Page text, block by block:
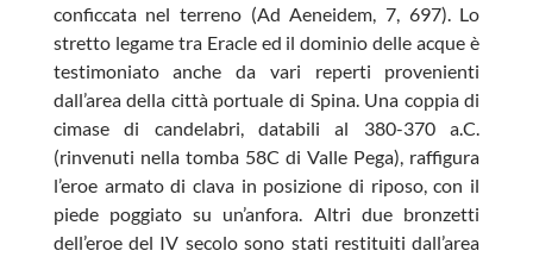
conficcata nel terreno (Ad Aeneidem, 7, 697). Lo
stretto legame tra Eracle ed il dominio delle acque è
testimoniato anche da vari reperti provenienti
dall’area della città portuale di Spina. Una coppia di
cimase di candelabri, databili al 380-370 a.C.
(rinvenuti nella tomba 58C di Valle Pega), raffigura
l’eroe armato di clava in posizione di riposo, con il
piede poggiato su un’anfora. Altri due bronzetti
dell’eroe del IV secolo sono stati restituiti dall’area